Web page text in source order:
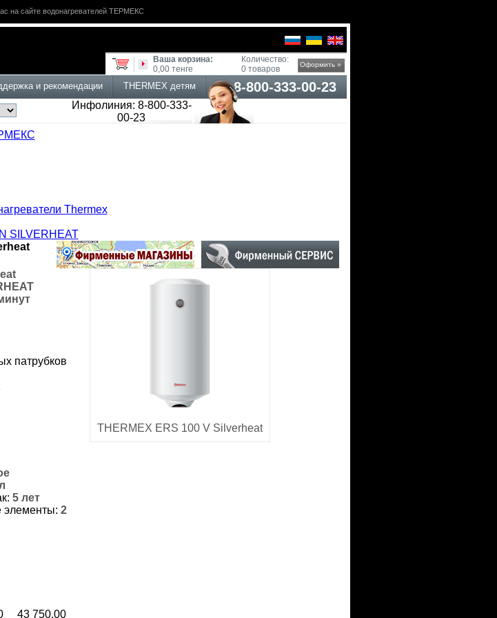
на сайте водонагревателей ТЕРМЕКС
Ваша корзина:
0,00 тенге
Количество:
0 товаров
Оформить »
8-800-333-00-23
и рекомендации THERMEX детям
Инфолиния: 8-800-333-
00-23
Thermex
SILVERHEAT
патрубков
5 лет
элементы: 2
43 750,00
THERMEX ERS 100 V Silverheat